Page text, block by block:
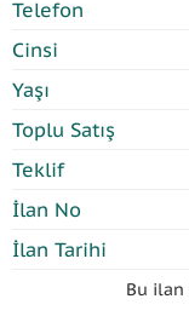
Telefon
Cinsi
Yaşı
Toplu Satış
Teklif
İlan No
İlan Tarihi
Bu ilan